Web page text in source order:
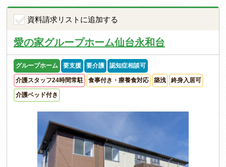
資料請求リストに追加する
愛の家グループホーム仙台永和台
グループホーム 要支援 要介護 認知症相談可
介護スタッフ24時間常駐 食事付き・療養食対応 築浅 終身入居可
介護ベッド付き